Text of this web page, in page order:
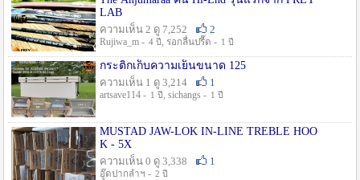
LAB
ความเห็น 2 ดู 7,252
2
Rujiwa_m - 4 ปี , รอกลื่นปรื๊ด - 1 ปี
กระติกเก็บความเย็นขนาด 125
ความเห็น 1 ดู 3,214
1
artsave114 - 1 ปี , sichangs - 1 ปี
MUSTAD JAW-LOK IN-LINE TREBLE HOO
K - 5X
ความเห็น 0 ดู 3,338
1
อู๊ดปากลำฯ - 2 ปี